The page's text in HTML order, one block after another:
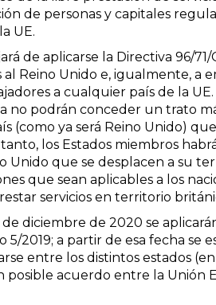
de personas y capitales
UE.
de aplicarse la Directiva 96/71/
Reino Unido e, igualmente, a
a cualquier país de la UE.
no podrán conceder un trato
(como ya será Reino Unido)
los Estados miembros
Unido que se desplacen a su
que sean aplicables a los
servicios en territorio
de diciembre de 2020 se
2019; a partir de esa fecha se
entre los distintos estados
posible acuerdo entre la Unión